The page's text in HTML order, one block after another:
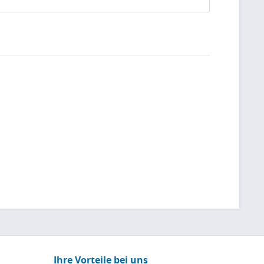
Ihre Vorteile bei uns